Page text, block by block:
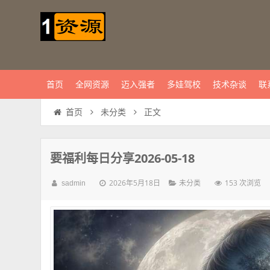
首页 全网资源 迈入强者 多娃驾校 技术杂谈 联
首页 未分类 正文
要福利每日分享2026-05-18
sadmin 2026年5月18日 未分类 153 次浏览